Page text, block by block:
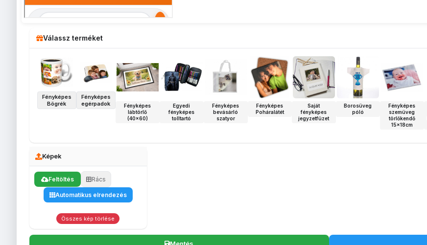
Válassz terméket
Fényképes
Bögrék
Fényképes
egérpadok
Fényképes
lábtörlő
(40x60)
Egyedi
fényképes
tolltartó
Fényképes
bevásárló
szatyor
Fényképes
Poháralátét
Saját
fényképes
jegyzetfüzet
Borosüveg
póló
Fényképes
szemüveg
törlőkendő
15x18cm
Képek
Feltöltés Rács
Automatikus elrendezés
Összes kép törlése